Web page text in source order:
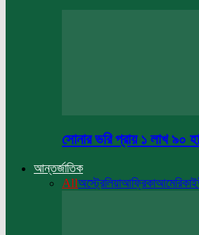
সোনার ভরি প্রায় ১ লাখ ৯০
আন্তর্জাতিক
Allঅস্ট্রেলিয়াআফ্রিকাআমেরিকা